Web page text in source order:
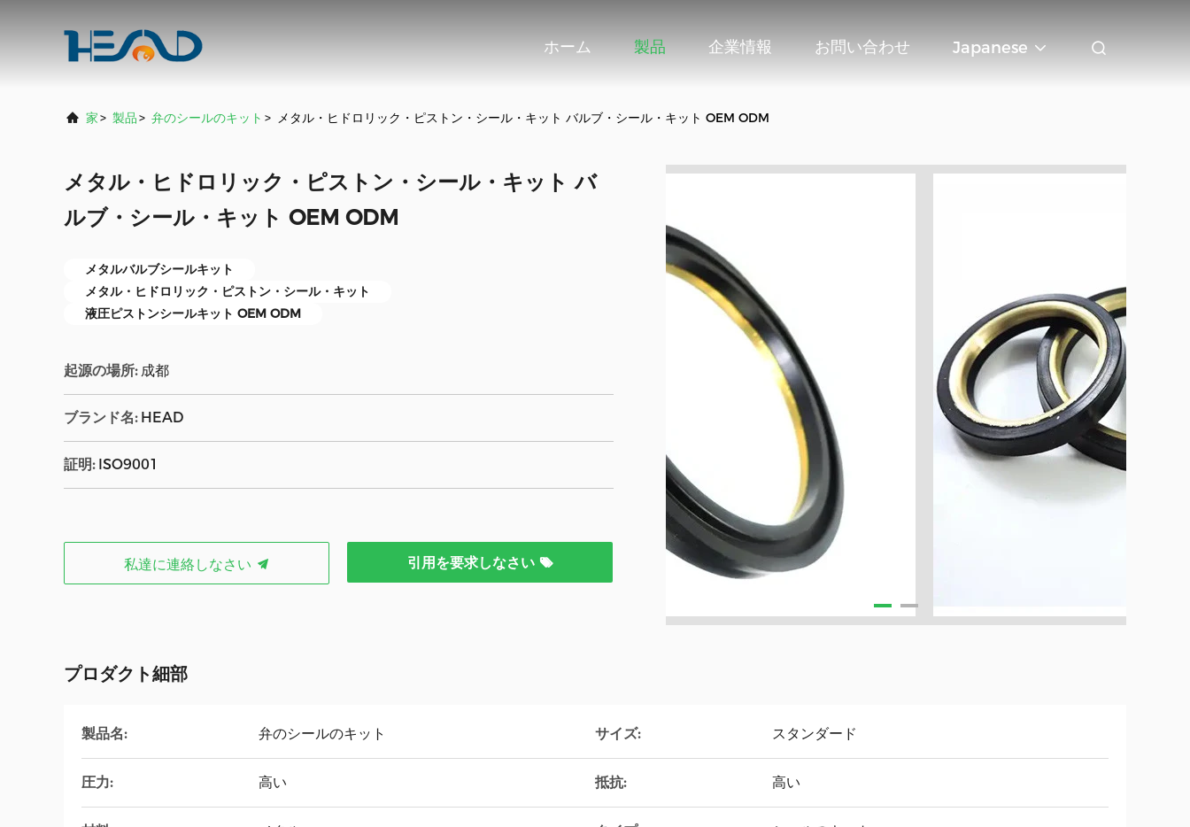
ホーム 製品 企業情報 お問い合わせ Japanese
家> 製品> 弁のシールのキット > メタル・ヒドロリック・ピストン・シール・キット バルブ・シール・キット OEM ODM
メタル・ヒドロリック・ピストン・シール・キット バ
ルブ・シール・キット OEM ODM
メタルバルブシールキット
メタル・ヒドロリック・ピストン・シール・キット
液圧ピストンシールキット OEM ODM
起源の場所: 成都
ブランド名: HEAD
証明: ISO9001
私達に連絡しなさい 引用を要求しなさい
プロダクト細部
製品名: 弁のシールのキット サイズ: スタンダード
圧力: 高い 抵抗: 高い